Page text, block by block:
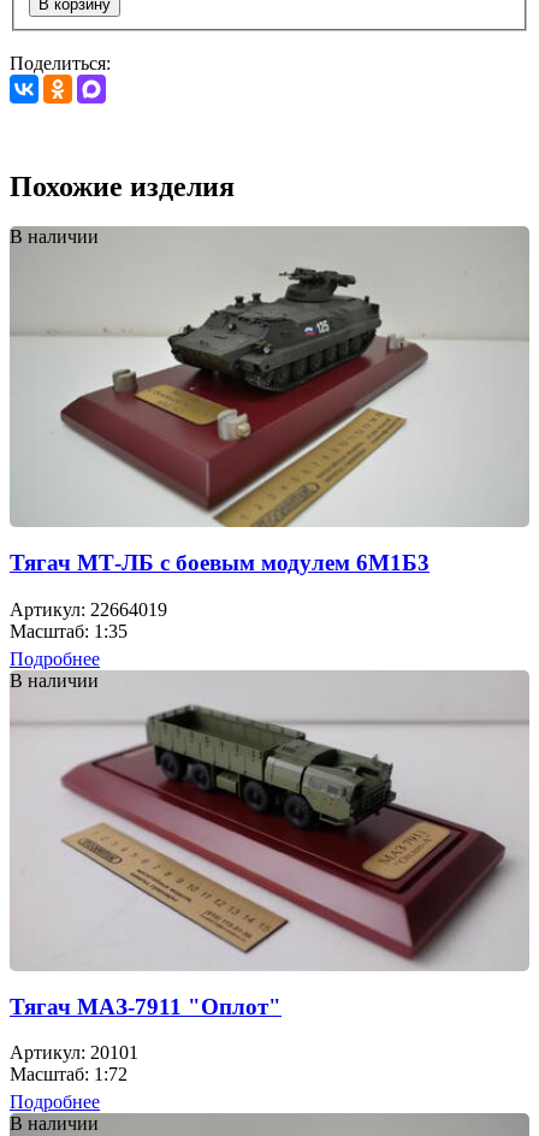
В корзину
Поделиться:
Похожие изделия
В наличии
Тягач МТ-ЛБ с боевым модулем 6М1Б3
Артикул: 22664019
Масштаб: 1:35
Подробнее
В наличии
Тягач МАЗ-7911 "Оплот"
Артикул: 20101
Масштаб: 1:72
Подробнее
В наличии